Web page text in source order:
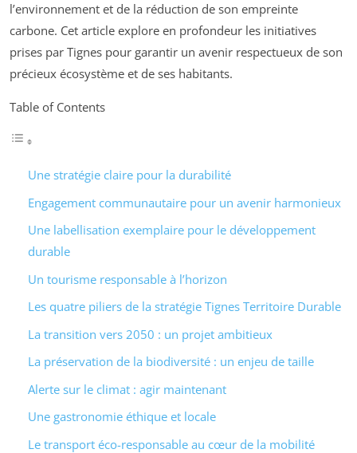
l’environnement et de la réduction de son empreinte
carbone. Cet article explore en profondeur les initiatives
prises par Tignes pour garantir un avenir respectueux de son
précieux écosystème et de ses habitants.
Table of Contents
Une stratégie claire pour la durabilité
Engagement communautaire pour un avenir harmonieux
Une labellisation exemplaire pour le développement
durable
Un tourisme responsable à l’horizon
Les quatre piliers de la stratégie Tignes Territoire Durable
La transition vers 2050 : un projet ambitieux
La préservation de la biodiversité : un enjeu de taille
Alerte sur le climat : agir maintenant
Une gastronomie éthique et locale
Le transport éco-responsable au cœur de la mobilité